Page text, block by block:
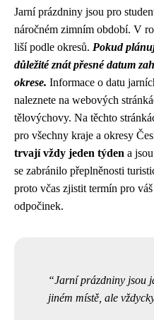
Jarní prázdniny jsou pro
náročném zimním období. V
liší podle okresů. Pokud
důležité znát přesné datum
okrese. Informace o datu
naleznete na webových
tělovýchovy. Na těchto
pro všechny kraje a okresy
trvají vždy jeden týden a
se zabránilo přeplněnosti
proto včas zjistit termín pro
odpočinek.
Jarní prázdniny jsou
jiném místě, ale